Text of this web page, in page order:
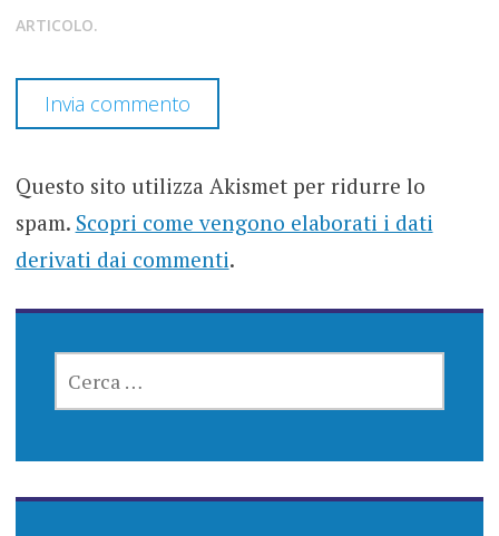
ARTICOLO.
Questo sito utilizza Akismet per ridurre lo
spam. Scopri come vengono elaborati i dati
derivati dai commenti.
PER: